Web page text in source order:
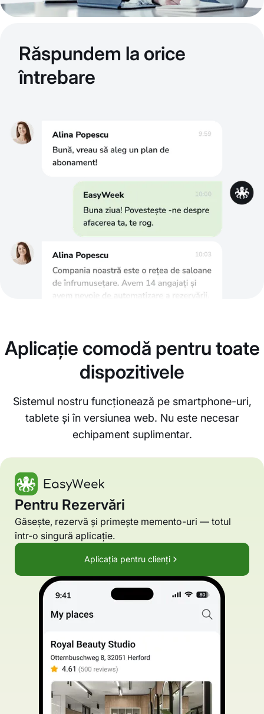
Răspundem la orice
întrebare
Aplicație comodă pentru toate
dispozitivele
Sistemul nostru funcționează pe smartphone-uri,
tablete și în versiunea web. Nu este necesar
echipament suplimentar.
Pentru Rezervări
Găsește, rezervă și primește memento-uri — totul
într-o singură aplicație.
Aplicația pentru clienți